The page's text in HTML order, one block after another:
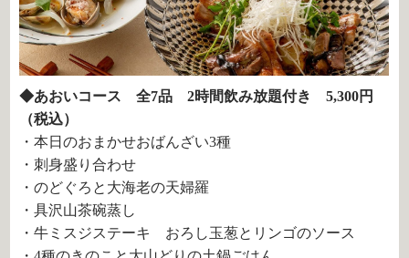
◆あおいコース 全7品 2時間飲み放題付き 5,300円
（税込）
・本日のおまかせおばんざい3種
・刺身盛り合わせ
・のどぐろと大海老の天婦羅
・具沢山茶碗蒸し
・牛ミスジステーキ おろし玉葱とリンゴのソース